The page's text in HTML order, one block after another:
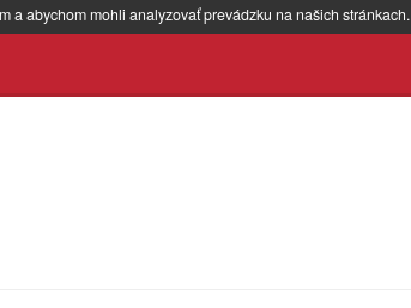
a abychom mohli analyzovať prevádzku na našich stránkach.